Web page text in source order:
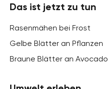
Das ist jetzt zu tun
Rasenmähen bei Frost
Gelbe Blätter an Pflanzen
Braune Blätter an Avocado